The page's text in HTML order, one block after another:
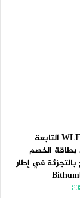
أكدت شركة WLFI التابعة
بطاقة الخصم
في إطار